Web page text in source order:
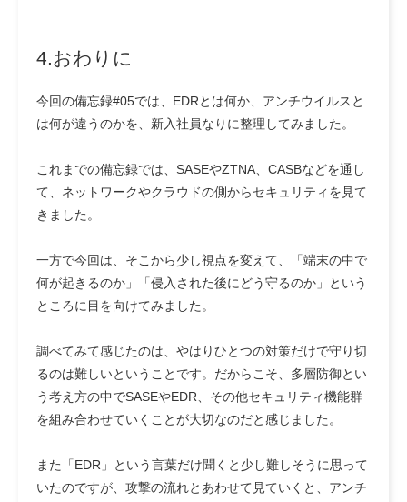
4.おわりに
今回の備忘録#05では、EDRとは何か、アンチウイルスと
は何が違うのかを、新入社員なりに整理してみました。
これまでの備忘録では、SASEやZTNA、CASBなどを通し
て、ネットワークやクラウドの側からセキュリティを見て
きました。
一方で今回は、そこから少し視点を変えて、「端末の中で
何が起きるのか」「侵入された後にどう守るのか」という
ところに目を向けてみました。
調べてみて感じたのは、やはりひとつの対策だけで守り切
るのは難しいということです。だからこそ、多層防御とい
う考え方の中でSASEやEDR、その他セキュリティ機能群
を組み合わせていくことが大切なのだと感じました。
また「EDR」という言葉だけ聞くと少し難しそうに思って
いたのですが、攻撃の流れとあわせて見ていくと、アンチ